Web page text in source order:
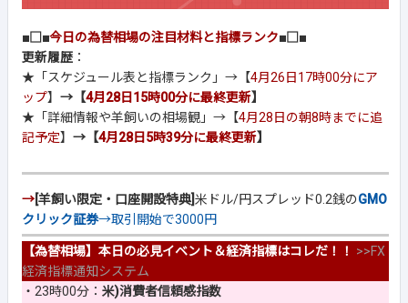
■□■今日の為替相場の注目材料と指標ランク■□■
更新履歴 ：
★「スケジュール表と指標ランク」→【4月26日17時00分にア
ップ】 →【4月28日15時00分に最終更新】
★「詳細情報や羊飼いの相場観」→【4月28日の朝8時までに追
記予定】 →【4月28日5時39分に最終更新】
→[羊飼い限定・口座開設特典]米ドル/円スプレッド0.2銭のGMO
クリック証券→取引開始で3000円
【為替相場】本日の必見イベント＆経済指標はコレだ！！ >>FX
経済指標通知システム
・23時00分： 米)消費者信頼感指数